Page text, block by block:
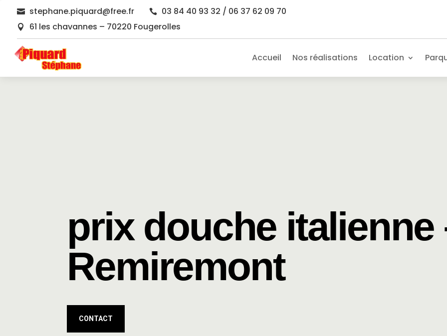
 stephane.piquard@free.fr  03 84 40 93 32 / 06 37 62 09 70
 61 les chavannes – 70220 Fougerolles
Accueil Nos réalisations Location
prix douche italienne
Remiremont
CONTACT